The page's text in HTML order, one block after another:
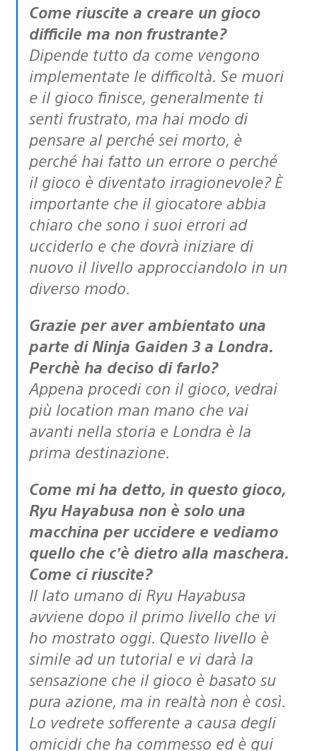
Come riuscite a creare un gioco
difficile ma non frustrante?
Dipende tutto da come vengono
implementate le difficoltà. Se muori
e il gioco finisce, generalmente ti
senti frustrato, ma hai modo di
pensare al perché sei morto, è
perché hai fatto un errore o perché
il gioco è diventato irragionevole? È
importante che il giocatore abbia
chiaro che sono i suoi errori ad
ucciderlo e che dovrà iniziare di
nuovo il livello approcciandolo in un
diverso modo.
Grazie per aver ambientato una
parte di Ninja Gaiden 3 a Londra.
Perchè ha deciso di farlo?
Appena procedi con il gioco, vedrai
più location man mano che vai
avanti nella storia e Londra è la
prima destinazione.
Come mi ha detto, in questo gioco,
Ryu Hayabusa non è solo una
macchina per uccidere e vediamo
quello che c’è dietro alla maschera.
Come ci riuscite?
Il lato umano di Ryu Hayabusa
avviene dopo il primo livello che vi
ho mostrato oggi. Questo livello è
simile ad un tutorial e vi darà la
sensazione che il gioco è basato su
pura azione, ma in realtà non è così.
Lo vedrete sofferente a causa degli
omicidi che ha commesso ed è qui